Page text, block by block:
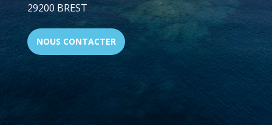
29200 BREST
NOUS CONTACTER